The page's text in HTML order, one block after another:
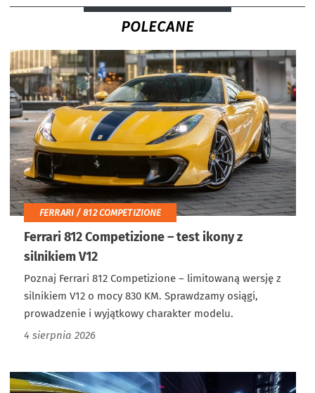
POLECANE
FERRARI / 812 COMPETIZIONE
Ferrari 812 Competizione – test ikony z
silnikiem V12
Poznaj Ferrari 812 Competizione – limitowaną wersję z
silnikiem V12 o mocy 830 KM. Sprawdzamy osiągi,
prowadzenie i wyjątkowy charakter modelu.
4 sierpnia 2026